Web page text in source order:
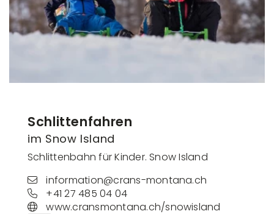
Schlittenfahren
im Snow Island
Schlittenbahn für Kinder. Snow Island
information@crans-montana.ch
+41 27 485 04 04
www.cransmontana.ch/snowisland